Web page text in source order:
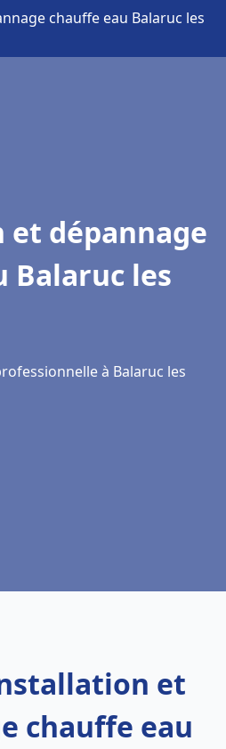
chauffe eau Balaruc les
dépannage
Balaruc les
à Balaruc les
et
chauffe eau